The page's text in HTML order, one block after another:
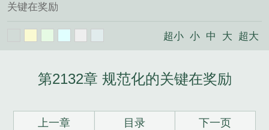
关键在奖励
超小 小 中 大 超大
第2132章 规范化的关键在奖励
上一章 目录 下一页